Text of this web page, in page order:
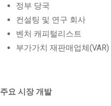
정부 당국
컨설팅 및 연구 회사
벤처 캐피털리스트
부가가치 재판매업체(VAR)
주요 시장 개발